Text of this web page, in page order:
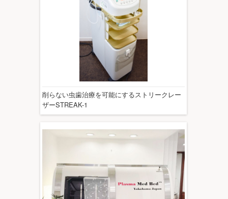
削らない虫歯治療を可能にするストリークレー
ザーSTREAK-1